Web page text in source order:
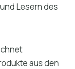
Lesern des
aus den